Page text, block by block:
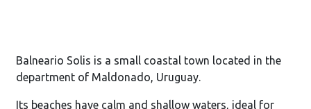
Balneario Solis is a small coastal town located in the
department of Maldonado, Uruguay.
Its beaches have calm and shallow waters, ideal for